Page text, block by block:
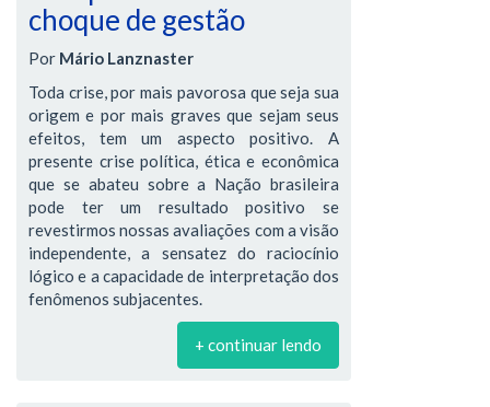
choque de gestão
Por Mário Lanznaster
Toda crise, por mais pavorosa que seja sua
origem e por mais graves que sejam seus
efeitos, tem um aspecto positivo. A
presente crise política, ética e econômica
que se abateu sobre a Nação brasileira
pode ter um resultado positivo se
revestirmos nossas avaliações com a visão
independente, a sensatez do raciocínio
lógico e a capacidade de interpretação dos
fenômenos subjacentes.
+ continuar lendo